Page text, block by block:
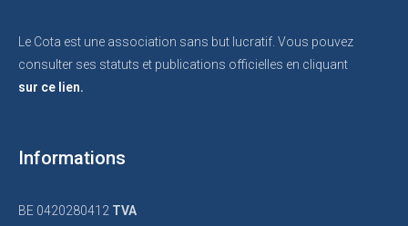
Le Cota est une association sans but lucratif. Vous pouvez
consulter ses statuts et publications officielles en cliquant
sur ce lien.
Informations
BE 0420280412 TVA